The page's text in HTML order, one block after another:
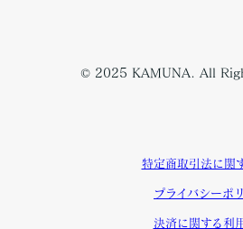
© 2025 KAMUNA. All
特定商取引法に関
プライバシーポ
決済に関する利